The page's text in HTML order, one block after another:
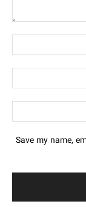
Save my name,